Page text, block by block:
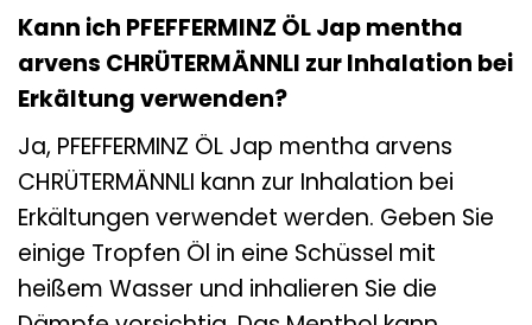
Kann ich PFEFFERMINZ ÖL Jap mentha
arvens CHRÜTERMÄNNLI zur Inhalation bei
Erkältung verwenden?
Ja, PFEFFERMINZ ÖL Jap mentha arvens
CHRÜTERMÄNNLI kann zur Inhalation bei
Erkältungen verwendet werden. Geben Sie
einige Tropfen Öl in eine Schüssel mit
heißem Wasser und inhalieren Sie die